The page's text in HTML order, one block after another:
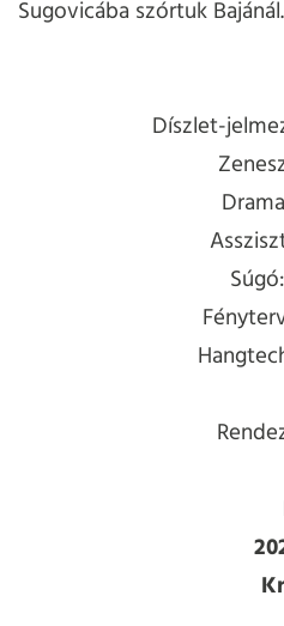
Sugovicába szórtuk
Díszlet-